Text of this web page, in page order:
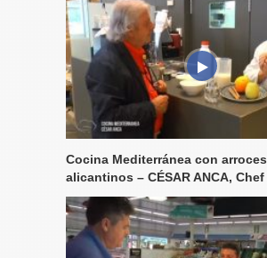
Cocina Mediterránea con arroces
alicantinos – CÉSAR ANCA, Chef